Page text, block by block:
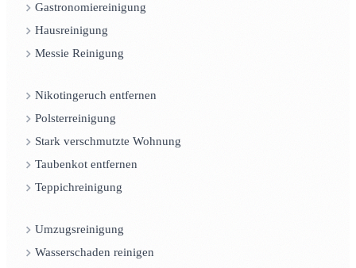
Gastronomiereinigung
Hausreinigung
Messie Reinigung
Nikotingeruch entfernen
Polsterreinigung
Stark verschmutzte Wohnung
Taubenkot entfernen
Teppichreinigung
Umzugsreinigung
Wasserschaden reinigen